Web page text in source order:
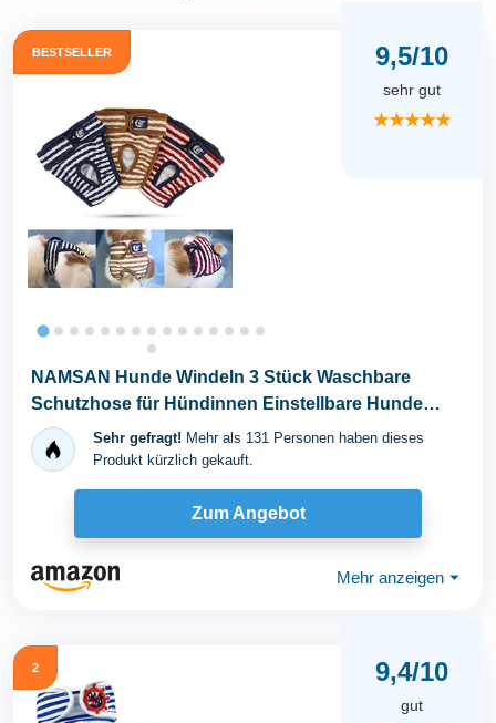
BESTSELLER 9,5/10
sehr gut
★★★★★
NAMSAN Hunde Windeln 3 Stück Waschbare
Schutzhose für Hündinnen Einstellbare Hunde
Höschen für...Sehr gefragt! Mehr als 131 Personen haben dieses
Produkt kürzlich gekauft.
Zum Angebot
Mehr anzeigen ⏷
2 9,4/10
gut